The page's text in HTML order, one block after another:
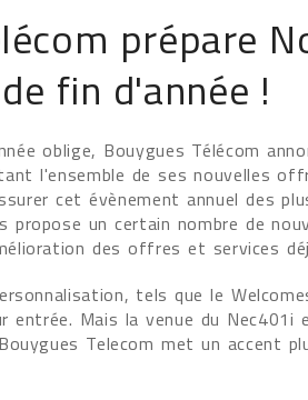
prépare
fin d'année !
oblige, Bouygues Télécom
l'ensemble de ses nouvelles
cet évènement annuel des
propose un certain nombre de
des offres et services
tels que le
entrée. Mais la venue du
Telecom met un accent